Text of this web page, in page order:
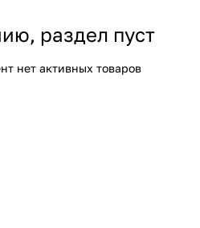
раздел пуст
нет активных товаров